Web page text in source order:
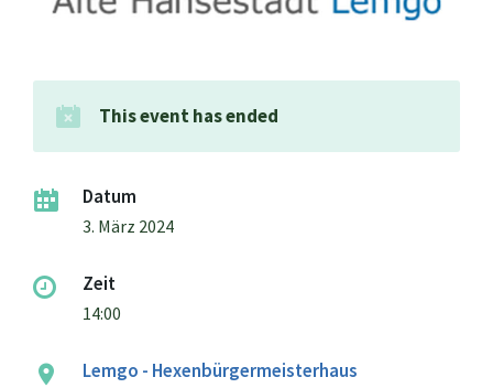
This event has ended
Datum
3. März 2024
Zeit
14:00
Lemgo - Hexenbürgermeisterhaus